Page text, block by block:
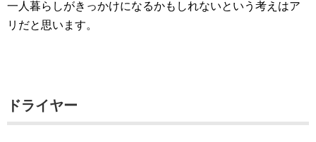
一人暮らしがきっかけになるかもしれないという考えはア
リだと思います。
ドライヤー